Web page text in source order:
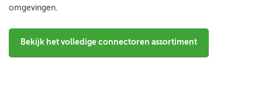
omgevingen.
Bekijk het volledige connectoren assortiment